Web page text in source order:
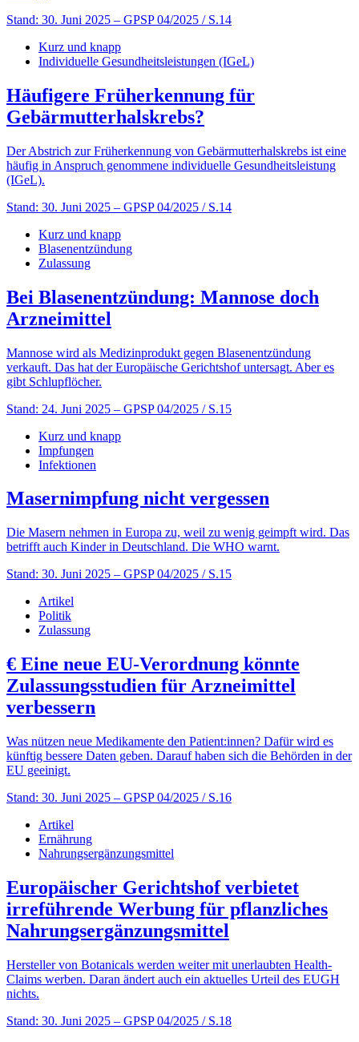
Stand: 30. Juni 2025 – GPSP 04/2025 / S.14
Kurz und knapp
Individuelle Gesundheitsleistungen (IGeL)
Häufigere Früherkennung für
Gebärmutterhalskrebs?
Der Abstrich zur Früherkennung von Gebärmutterhalskrebs ist eine
häufig in Anspruch genommene individuelle Gesundheitsleistung
(IGeL).
Stand: 30. Juni 2025 – GPSP 04/2025 / S.14
Kurz und knapp
Blasenentzündung
Zulassung
Bei Blasenentzündung: Mannose doch
Arzneimittel
Mannose wird als Medizinprodukt gegen Blasenentzündung
verkauft. Das hat der Europäische Gerichtshof untersagt. Aber es
gibt Schlupflöcher.
Stand: 24. Juni 2025 – GPSP 04/2025 / S.15
Kurz und knapp
Impfungen
Infektionen
Masernimpfung nicht vergessen
Die Masern nehmen in Europa zu, weil zu wenig geimpft wird. Das
betrifft auch Kinder in Deutschland. Die WHO warnt.
Stand: 30. Juni 2025 – GPSP 04/2025 / S.15
Artikel
Politik
Zulassung
€ Eine neue EU-Verordnung könnte
Zulassungsstudien für Arzneimittel
verbessern
Was nützen neue Medikamente den Patient:innen? Dafür wird es
künftig bessere Daten geben. Darauf haben sich die Behörden in der
EU geeinigt.
Stand: 30. Juni 2025 – GPSP 04/2025 / S.16
Artikel
Ernährung
Nahrungsergänzungsmittel
Europäischer Gerichtshof verbietet
irreführende Werbung für pflanzliches
Nahrungsergänzungsmittel
Hersteller von Botanicals werden weiter mit unerlaubten Health-
Claims werben. Daran ändert auch ein aktuelles Urteil des EUGH
nichts.
Stand: 30. Juni 2025 – GPSP 04/2025 / S.18